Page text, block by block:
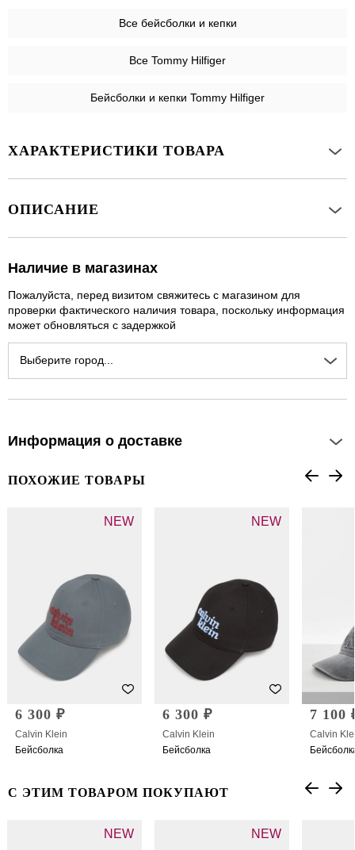
Все бейсболки и кепки
Все Tommy Hilfiger
Бейсболки и кепки Tommy Hilfiger
ХАРАКТЕРИСТИКИ ТОВАРА
ОПИСАНИЕ
Наличие в магазинах
Пожалуйста, перед визитом свяжитесь с магазином для
проверки фактического наличия товара, поскольку информация
может обновляться с задержкой
Выберите город...
Информация о доставке
ПОХОЖИЕ ТОВАРЫ
NEW
6 300 ₽
Calvin Klein
Бейсболка
NEW
6 300 ₽
Calvin Klein
Бейсболка
7 100
Calvin
С ЭТИМ ТОВАРОМ ПОКУПАЮТ
NEW NEW